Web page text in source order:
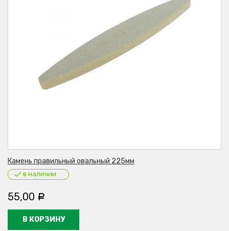
Камень правильный овальный 225мм
в наличии
55,00 Р
В КОРЗИНУ